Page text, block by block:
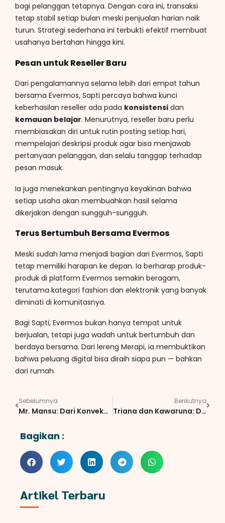
bagi pelanggan tetapnya. Dengan cara ini, transaksi
tetap stabil setiap bulan meski penjualan harian naik
turun. Strategi sederhana ini terbukti efektif membuat
usahanya bertahan hingga kini.
Pesan untuk Reseller Baru
Dari pengalamannya selama lebih dari empat tahun
bersama Evermos, Sapti percaya bahwa kunci
keberhasilan reseller ada pada konsistensi dan
kemauan belajar. Menurutnya, reseller baru perlu
membiasakan diri untuk rutin posting setiap hari,
mempelajari deskripsi produk agar bisa menjawab
pertanyaan pelanggan, dan selalu tanggap terhadap
pesan masuk.
Ia juga menekankan pentingnya keyakinan bahwa
setiap usaha akan membuahkan hasil selama
dikerjakan dengan sungguh-sungguh.
Terus Bertumbuh Bersama Evermos
Meski sudah lama menjadi bagian dari Evermos, Sapti
tetap memiliki harapan ke depan. Ia berharap produk-
produk di platform Evermos semakin beragam,
terutama kategori fashion dan elektronik yang banyak
diminati di komunitasnya.
Bagi Sapti, Evermos bukan hanya tempat untuk
berjualan, tetapi juga wadah untuk bertumbuh dan
berdaya bersama. Dari lereng Merapi, ia membuktikan
bahwa peluang digital bisa diraih siapa pun — bahkan
dari rumah.
Sebelumnya
Mr. Mansu: Dari Konveksi Rumahan Hingga Pemberdayaan Melalui Fashion Lokal
Berikutnya
Triana dan Kawaruna: Dari Cinta Traveling Menjadi Ruang Belajar yang Berdampak
Bagikan :
Artikel Terbaru